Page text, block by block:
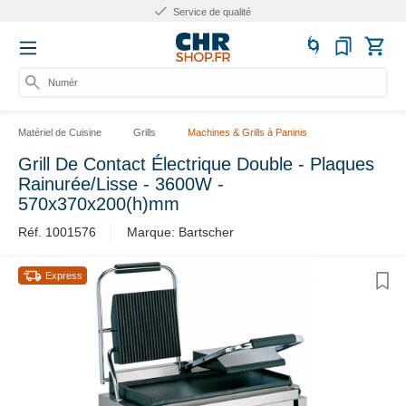
Service de qualité
Numéro
Matériel de Cuisine Grills Machines & Grills à Paninis
Grill De Contact Électrique Double - Plaques
Rainurée/Lisse - 3600W -
570x370x200(h)mm
Réf. 1001576 Marque: Bartscher
Express